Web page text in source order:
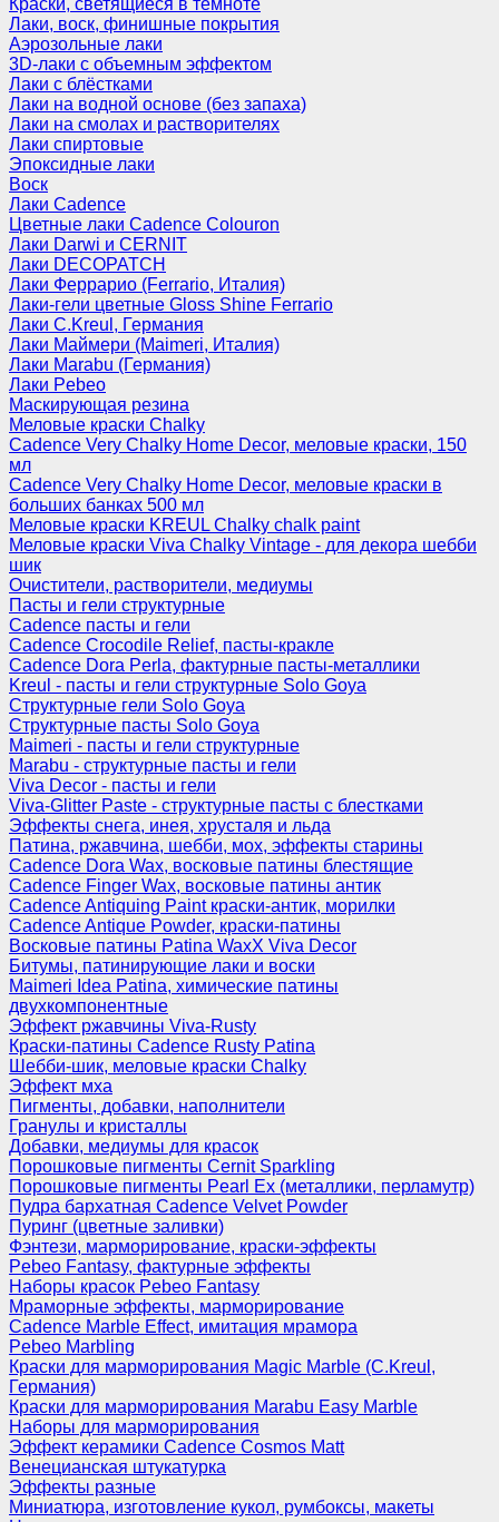
Краски, светящиеся в темноте
Лаки, воск, финишные покрытия
Аэрозольные лаки
3D-лаки с объемным эффектом
Лаки с блёстками
Лаки на водной основе (без запаха)
Лаки на смолах и растворителях
Лаки спиртовые
Эпоксидные лаки
Воск
Лаки Cadence
Цветные лаки Cadence Colouron
Лаки Darwi и CERNIT
Лаки DECOPATCH
Лаки Феррарио (Ferrario, Италия)
Лаки-гели цветные Gloss Shine Ferrario
Лаки C.Kreul, Германия
Лаки Маймери (Maimeri, Италия)
Лаки Marabu (Германия)
Лаки Pebeo
Маскирующая резина
Меловые краски Chalky
Cadence Very Chalky Home Decor, меловые краски, 150
мл
Cadence Very Chalky Home Decor, меловые краски в
больших банках 500 мл
Меловые краски KREUL Chalky chalk paint
Меловые краски Viva Chalky Vintage - для декора шебби
шик
Очистители, растворители, медиумы
Пасты и гели структурные
Cadence пасты и гели
Cadence Crocodile Relief, пасты-кракле
Cadence Dora Perla, фактурные пасты-металлики
Kreul - пасты и гели структурные Solo Goya
Структурные гели Solo Goya
Структурные пасты Solo Goya
Maimeri - пасты и гели структурные
Marabu - структурные пасты и гели
Viva Decor - пасты и гели
Viva-Glitter Paste - структурные пасты с блестками
Эффекты снега, инея, хрусталя и льда
Патина, ржавчина, шебби, мох, эффекты старины
Cadence Dora Wax, восковые патины блестящие
Cadence Finger Wax, восковые патины антик
Сadence Antiquing Paint краски-антик, морилки
Cadence Antique Powder, краски-патины
Восковые патины Patina WaxX Viva Decor
Битумы, патинирующие лаки и воски
Maimeri Idea Patina, химические патины
двухкомпонентные
Эффект ржавчины Viva-Rusty
Краски-патины Cadence Rusty Patina
Шебби-шик, меловые краски Chalky
Эффект мха
Пигменты, добавки, наполнители
Гранулы и кристаллы
Добавки, медиумы для красок
Порошковые пигменты Cernit Sparkling
Порошковые пигменты Pearl Ex (металлики, перламутр)
Пудра бархатная Cadence Velvet Powder
Пуринг (цветные заливки)
Фэнтези, марморирование, краски-эффекты
Pebeo Fantasy, фактурные эффекты
Наборы красок Pebeo Fantasy
Мраморные эффекты, марморирование
Cadence Marble Effect, имитация мрамора
Pebeo Marbling
Краски для марморирования Magic Marble (C.Kreul,
Германия)
Краски для марморирования Marabu Easy Marble
Наборы для марморирования
Эффект керамики Cadence Cosmos Matt
Венецианская штукатурка
Эффекты разные
Миниатюра, изготовление кукол, румбоксы, макеты